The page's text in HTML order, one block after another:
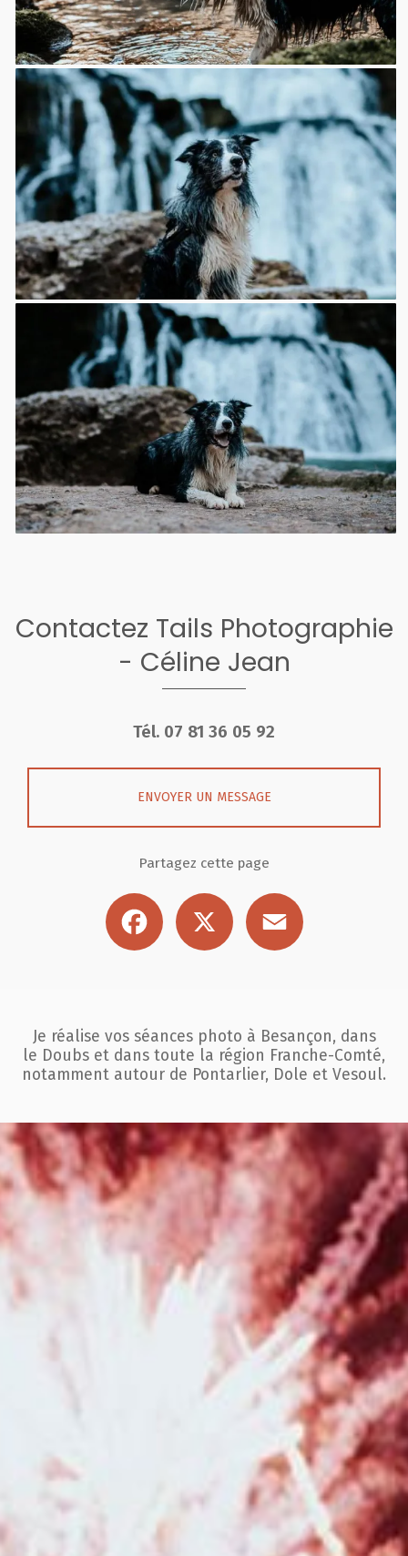
Contactez Tails Photographie
- Céline Jean
Tél. 07 81 36 05 92
ENVOYER UN MESSAGE
Partagez cette page
Facebook
Je réalise vos séances photo à Besançon, dans
le Doubs et dans toute la région Franche-Comté,
notamment autour de Pontarlier, Dole et Vesoul.